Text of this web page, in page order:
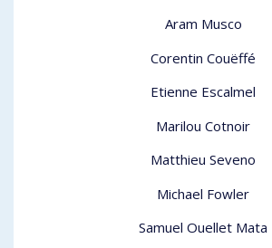
Aram Musco
Corentin Couëffé
Etienne Escalmel
Marilou Cotnoir
Matthieu Seveno
Michael Fowler
Samuel Ouellet Mata